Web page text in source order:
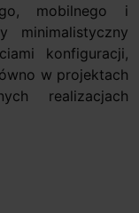
mobilnego i
minimalistyczny
konfiguracji,
w projektach
realizacjach